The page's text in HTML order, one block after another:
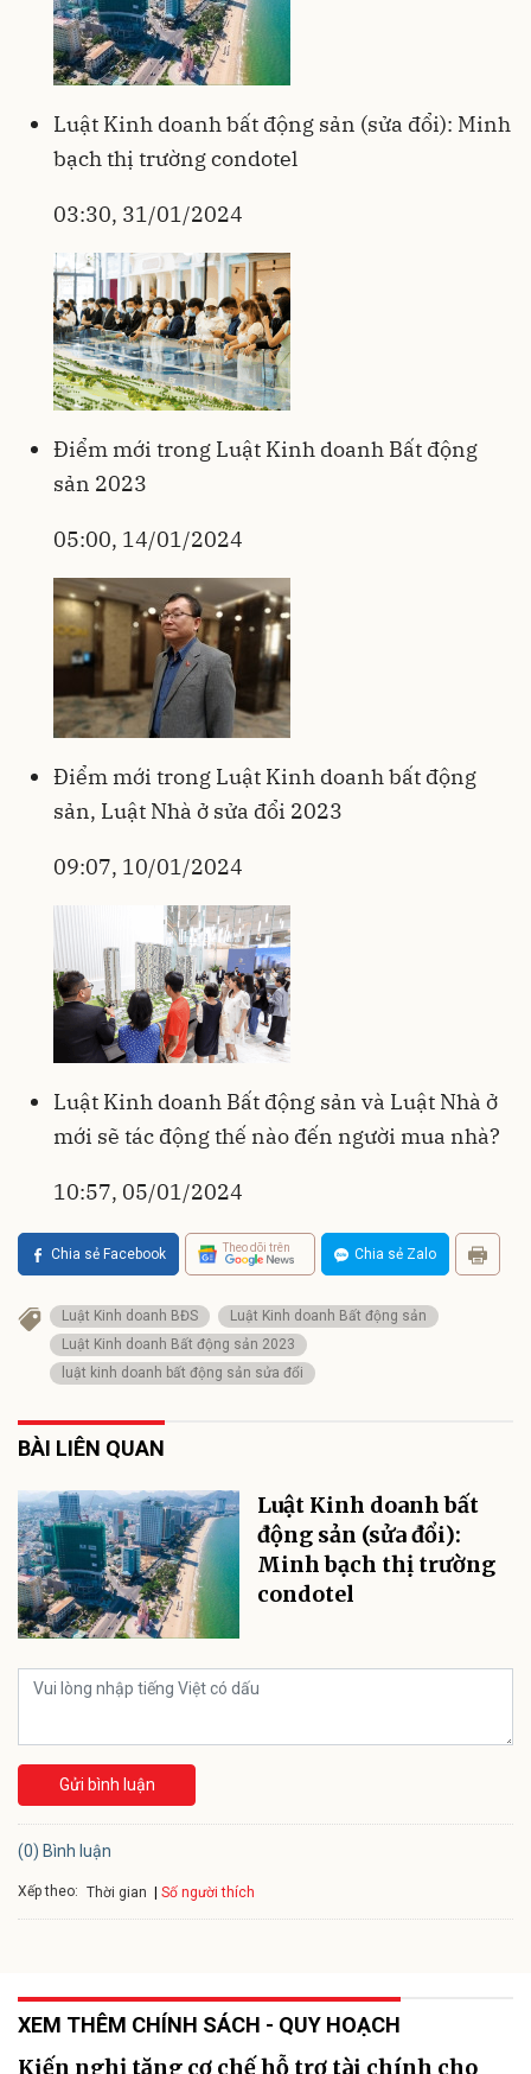
Luật Kinh doanh bất động sản (sửa đổi): Minh
bạch thị trường condotel
03:30, 31/01/2024
Điểm mới trong Luật Kinh doanh Bất động
sản 2023
05:00, 14/01/2024
Điểm mới trong Luật Kinh doanh bất động
sản, Luật Nhà ở sửa đổi 2023
09:07, 10/01/2024
Luật Kinh doanh Bất động sản và Luật Nhà ở
mới sẽ tác động thế nào đến người mua nhà?
10:57, 05/01/2024
Chia sẻ Facebook Theo dõi trên Chia sẻ Zalo
Luật Kinh doanh BĐS
Luật Kinh doanh Bất động sản
Luật Kinh doanh Bất động sản 2023
luật kinh doanh bất động sản sửa đổi
BÀI LIÊN QUAN
Luật Kinh doanh bất
động sản (sửa đổi):
Minh bạch thị trường
condotel
Gửi bình luận
(0) Bình luận
Xếp theo: Thời gian Số người thích
XEM THÊM CHÍNH SÁCH - QUY HOẠCH
Kiến nghị tăng cơ chế hỗ trợ tài chính cho